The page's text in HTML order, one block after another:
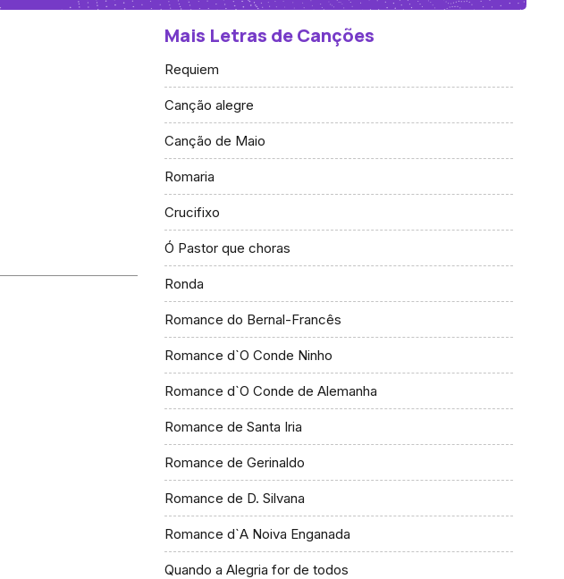
Mais Letras de Canções
Requiem
Canção alegre
Canção de Maio
Romaria
Crucifixo
Ó Pastor que choras
Ronda
Romance do Bernal-Francês
Romance d`O Conde Ninho
Romance d`O Conde de Alemanha
Romance de Santa Iria
Romance de Gerinaldo
Romance de D. Silvana
Romance d`A Noiva Enganada
Quando a Alegria for de todos